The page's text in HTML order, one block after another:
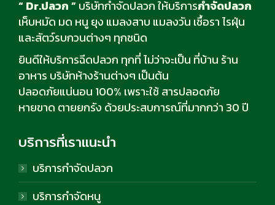
“ Dr.ปลวก ”บริษัทกำจัดปลวก ให้บริการกำจัดปลวก
เห็บหมัด มด หนู ยุง แมลงสาบ แมลงวัน เชื้อรา ไรฝุ่น
และสัตว์รบกวนต่างๆ ทุกชนิด
ยินดีให้บริการฉีดปลวก ทุกที่ ไม่ว่าจะเป็น ที่บ้าน ร้าน
อาหาร บริษัทห้างร้านต่างๆ เป็นต้น
ปลอดภัยแน่นอน 100% เพราะใช้ สารปลอดภัย
หายขาด ตายยกรัง ด้วยประสบการณ์ที่มากกว่า 30 ปี
บริการที่เราแนะนำ
บริการกำจัดปลวก
บริการกำจัดหนู